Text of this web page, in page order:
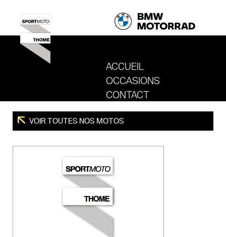
ACCUEIL
REVENIR AU SITE DE SPORT MOTO
OCCASIONS
CONTACT
VOIR TOUTES NOS MOTOS